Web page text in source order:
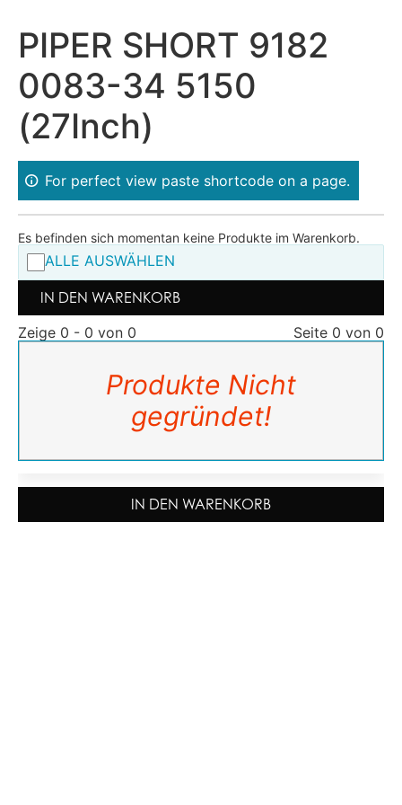
PIPER SHORT 9182
0083-34 5150
(27Inch)
For perfect view paste shortcode on a page.
Es befinden sich momentan keine Produkte im Warenkorb.
ALLE AUSWÄHLEN
IN DEN WARENKORB
Zeige 0 - 0 von 0
Seite 0 von 0
Produkte Nicht
gegründet!
IN DEN WARENKORB